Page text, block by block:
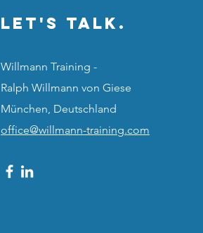
Let's Talk.
Willmann Training -
Ralph Willmann von Giese
München, Deutschland
office@willmann-training.com